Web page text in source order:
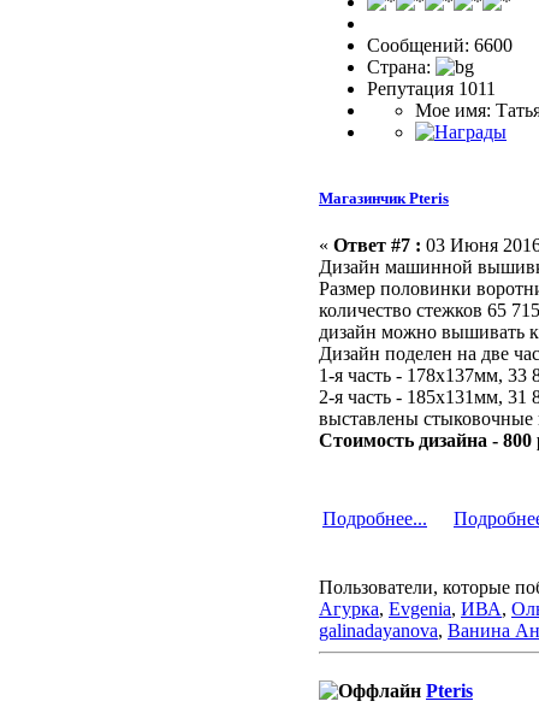
Сообщений: 6600
Страна:
Репутация 1011
Мое имя:
Магазинчик Pteris
« Ответ #7 : 03 Июня
Дизайн машинной
Размер половинки
количество стежков 65
дизайн можно вышивать
Дизайн поделен на две
1-я часть - 178х137мм, 33
2-я часть - 185х131мм, 31
выставлены стыковочные
Стоимость дизайна - 800
Подробнее...
Пользователи, которые
Агурка, Evgenia, ИВА,
galinadayanova, Ванина
Pteris